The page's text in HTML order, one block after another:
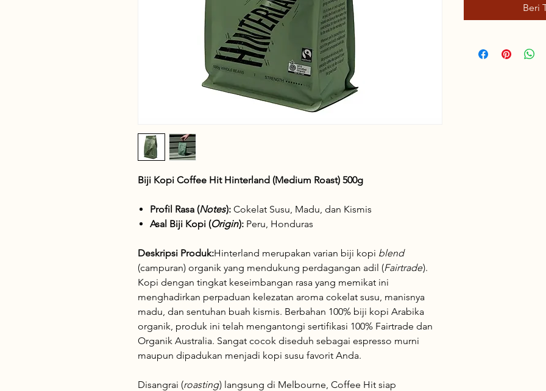
Biji Kopi Coffee Hit Hinterland (Medium Roast) 500g
Profil Rasa (Notes): Cokelat Susu, Madu, dan Kismis
Asal Biji Kopi (Origin): Peru, Honduras
Deskripsi Produk:Hinterland merupakan varian biji kopi blend
(campuran) organik yang mendukung perdagangan adil (Fairtrade).
Kopi dengan tingkat keseimbangan rasa yang memikat ini
menghadirkan perpaduan kelezatan aroma cokelat susu, manisnya
madu, dan sentuhan buah kismis. Berbahan 100% biji kopi Arabika
organik, produk ini telah mengantongi sertifikasi 100% Fairtrade dan
Organik Australia. Sangat cocok diseduh sebagai espresso murni
maupun dipadukan menjadi kopi susu favorit Anda.
Disangrai (roasting) langsung di Melbourne, Coffee Hit siap
Beri